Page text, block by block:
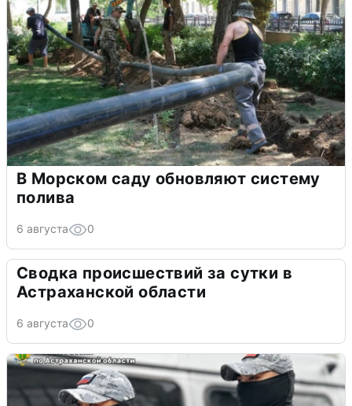
В Морском саду обновляют систему
полива
6 августа 0
Сводка происшествий за сутки в
Астраханской области
6 августа 0